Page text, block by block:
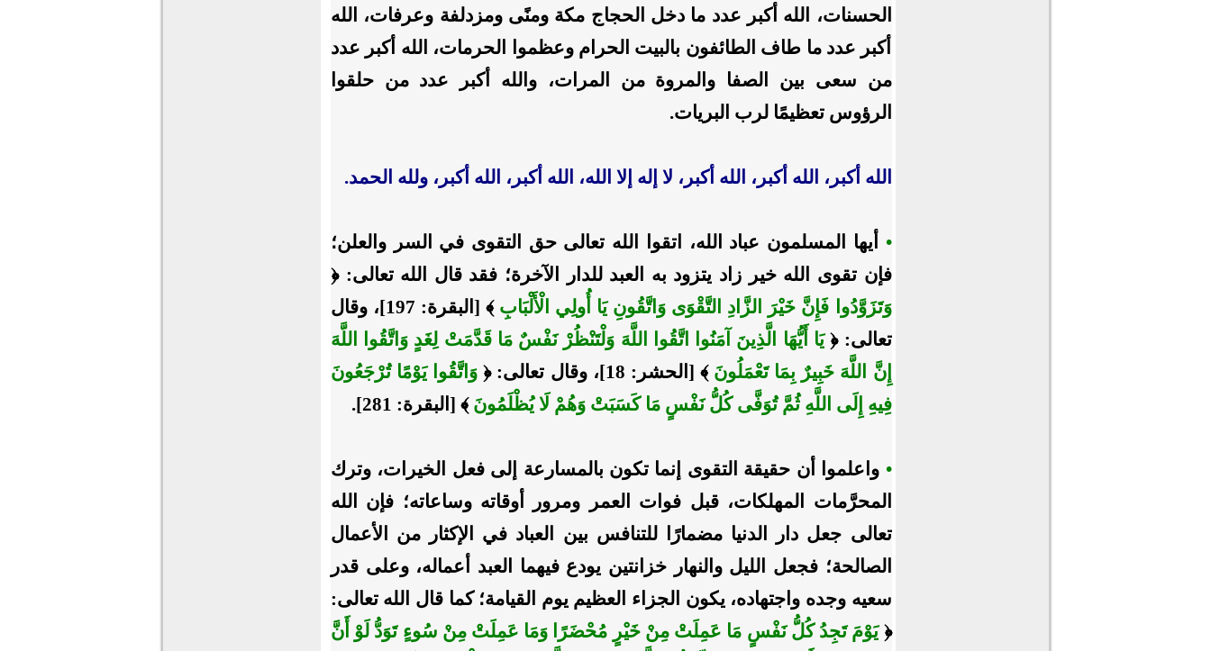
الحسنات، الله أكبر عدد ما دخل الحجاج مكة ومنًى ومزدلفة وعرفات، الله
أكبر عدد ما طاف الطائفون بالبيت الحرام وعظموا الحرمات، الله أكبر عدد
من سعى بين الصفا والمروة من المرات، والله أكبر عدد من حلقوا
الرؤوس تعظيمًا لرب البريات.
الله أكبر، الله أكبر، الله أكبر، لا إله إلا الله، الله أكبر، الله أكبر، ولله الحمد.
• أيها المسلمون عباد الله، اتقوا الله تعالى حق التقوى في السر والعلن؛
فإن تقوى الله خير زاد يتزود به العبد للدار الآخرة؛ فقد قال الله تعالى: ﴿
وَتَزَوَّدُوا فَإِنَّ خَيْرَ الزَّادِ التَّقْوَى وَاتَّقُونِ يَا أُولِي الْأَلْبَابِ
﴾ [البقرة: 197]، وقال
تعالى: ﴿يَا أَيُّهَا الَّذِينَ آمَنُوا اتَّقُوا اللَّهَ وَلْتَنْظُرْ نَفْسٌ مَا قَدَّمَتْ لِغَدٍ وَاتَّقُوا اللَّهَ
إِنَّ اللَّهَ خَبِيرٌ بِمَا تَعْمَلُونَ ﴾ [الحشر: 18]، وقال تعالى: ﴿
وَاتَّقُوا يَوْمًا تُرْجَعُونَ
فِيهِ إِلَى اللَّهِ ثُمَّ تُوَفَّى كُلُّ نَفْسٍ مَا كَسَبَتْ وَهُمْ لَا يُظْلَمُونَ ﴾ [البقرة: 281].
• واعلموا أن حقيقة التقوى إنما تكون بالمسارعة إلى فعل الخيرات، وترك
المحرَّمات المهلكات، قبل فوات العمر ومرور أوقاته وساعاته؛ فإن الله
تعالى جعل دار الدنيا مضمارًا للتنافس بين العباد في الإكثار من الأعمال
الصالحة؛ فجعل الليل والنهار خزانتين يودع فيهما العبد أعماله، وعلى قدر
سعيه وجده واجتهاده، يكون الجزاء العظيم يوم القيامة؛ كما قال الله تعالى:
﴿يَوْمَ تَجِدُ كُلُّ نَفْسٍ مَا عَمِلَتْ مِنْ خَيْرٍ مُحْضَرًا وَمَا عَمِلَتْ مِنْ سُوءٍ تَوَدُّ لَوْ أَنَّ